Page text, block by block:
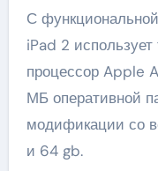
С
iPad 2
процессор Apple
МБ оперативной
модификации со
и 64 gb.